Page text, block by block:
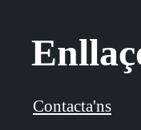
Contacta'ns